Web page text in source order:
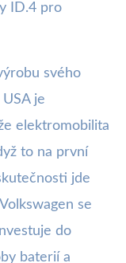
ID.4 pro
svého
je
elektromobilita
to na první
jde
se
do
baterií a